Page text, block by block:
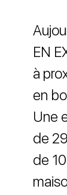
EN
à
en
Une
de
de